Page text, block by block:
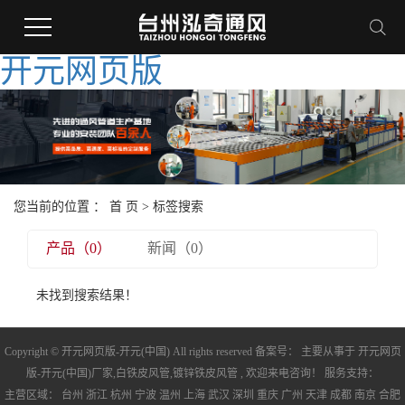
开元网页版
您当前的位置 ： 首 页 > 标签搜索
产品（0） 新闻（0）
未找到搜索结果！
Copyright © 开元网页版-开元(中国) All rights reserved 备案号： 主要从事于 开元网页
版-开元(中国)厂家, 白铁皮风管,镀锌铁皮风管 , 欢迎来电咨询！ 服务支持：
主营区域： 台州 浙江 杭州 宁波 温州 上海 武汉 深圳 重庆 广州 天津 成都 南京 合肥